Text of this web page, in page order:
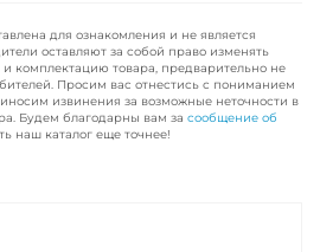
для ознакомления и не является
оставляют за собой право изменять
комплектацию товара, предварительно не
Просим вас отнестись с пониманием
извинения за возможные неточности в
Будем благодарны вам за сообщение об
наш каталог еще точнее!